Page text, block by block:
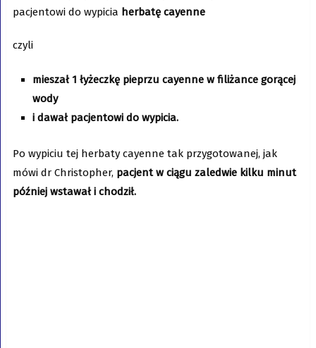
pacjentowi do wypicia herbatę cayenne
czyli
mieszał 1 łyżeczkę pieprzu cayenne w filiżance gorącej
wody
i dawał pacjentowi do wypicia.
Po wypiciu tej herbaty cayenne tak przygotowanej, jak
mówi dr Christopher, pacjent w ciągu zaledwie kilku minut
później wstawał i chodził.